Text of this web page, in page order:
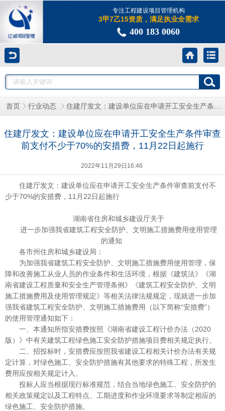
专注工程建设项目管理机构
3甲7乙15资质，满足执业全需求
400 183 0060
首页 行业动态 住建厅发文：建设单位应在申请开工安全生产条件审查前支付不少于70%的安措费，11月22日起施行
住建厅发文：建设单位应在申请开工安全生产条件审查
前支付不少于70%的安措费，11月22日起施行
2022年11月29日16:46
住建厅发文：建设单位应在申请开工安全生产条件审查前支付不
少于70%的安措费，11月22日起施行
湖南省住房和城乡建设厅关于
进一步加强我省建筑工程安全防护、文明施工措施费用使用管理
的通知
各市州住房和城乡建设局：
为加强我省建筑工程安全防护、文明施工措施费用使用管理，保
障和改善施工从业人员的作业条件和生活环境，根据《建筑法》《湖
南省建设工程质量和安全生产管理条例》《建筑工程安全防护、文明
施工措施费用及使用管理规定》等相关法律法规规定，现就进一步加
强我省建筑工程安全防护、文明施工措施费用（以下简称“安措费”）
的使用管理通知如下：
一、本通知所指安措费按照《湖南省建设工程计价办法（2020
版）》中有关建筑工程绿色施工安全防护措施项目费相关规定执行。
二、招投标时，安措费应按照我省建设工程相关计价办法有关规
定计算，对绿色施工、安全防护措施有其他要求的特殊工程，所发生
费用应按相关规定计入。
投标人应当根据现行标准规范，结合当地绿色施工、安全防护的
相关政策规定以及工程特点、工期进度和作业环境要求等制定相应的
绿色施工、安全防护措施。